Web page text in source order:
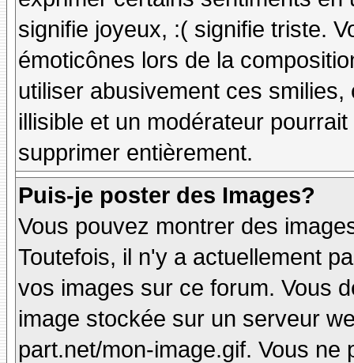
signifie joyeux, :( signifie triste.
émoticônes lors de la
utiliser abusivement ces
illisible et un modérateur
supprimer entièrement.
Puis-je poster des Images?
Vous pouvez montrer des
Toutefois, il n'y a actuellement
vos images sur ce forum. Vous
image stockée sur un serveur
part.net/mon-image.gif. Vous